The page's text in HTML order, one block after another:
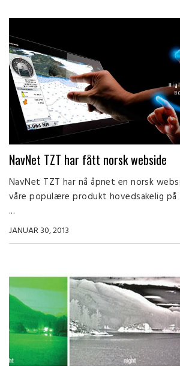
NavNet TZT har fått norsk webside
NavNet TZT har nå åpnet en norsk
våre populære produkt hovedsakelig
...
JANUAR 30, 2013